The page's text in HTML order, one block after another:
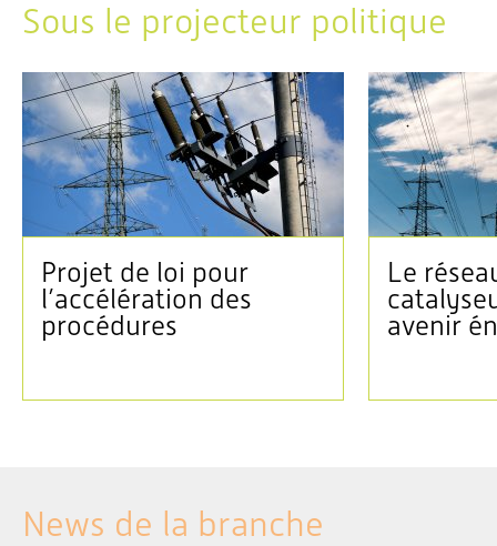
Sous le projecteur politique
Projet de loi pour
l’accélération des
procédures
Le
avenir
News de la branche